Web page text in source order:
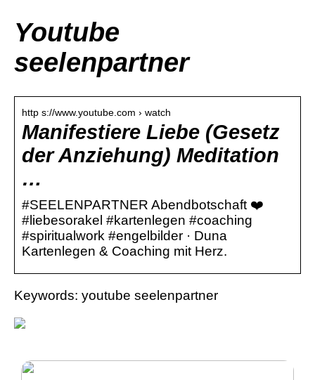
Youtube
seelenpartner
http s://www.youtube.com › watch
Manifestiere Liebe (Gesetz
der Anziehung) Meditation
…
#SEELENPARTNER Abendbotschaft ❤️
#liebesorakel #kartenlegen #coaching
#spiritualwork #engelbilder · Duna
Kartenlegen & Coaching mit Herz.
Keywords: youtube seelenpartner